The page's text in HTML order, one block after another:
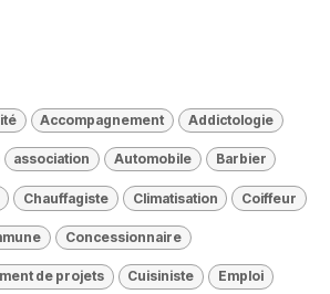
Accompagnement Addictologie
association Automobile Barbier
Chauffagiste Climatisation Coiffeur
Concessionnaire
de projets Cuisiniste Emploi